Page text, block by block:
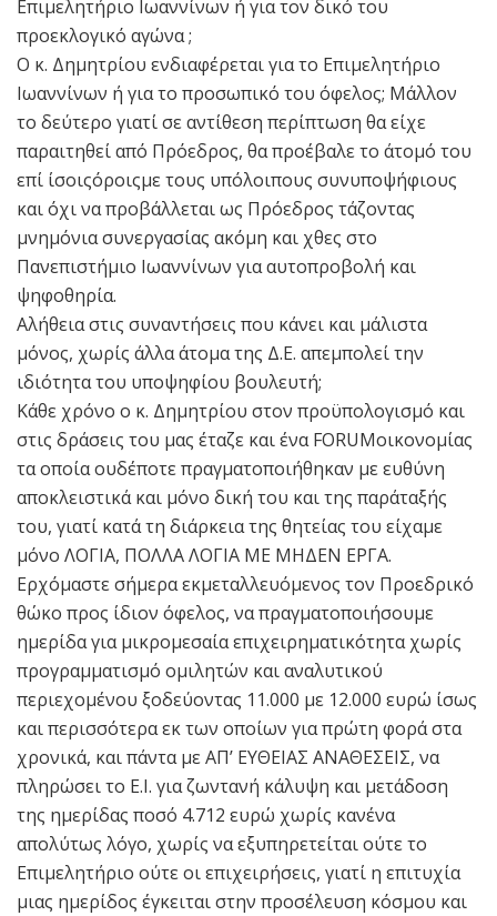
Επιμελητήριο Ιωαννίνων ή για τον δικό του
προεκλογικό αγώνα ;
Ο κ. Δημητρίου ενδιαφέρεται για το Επιμελητήριο
Ιωαννίνων ή για το προσωπικό του όφελος; Μάλλον
το δεύτερο γιατί σε αντίθεση περίπτωση θα είχε
παραιτηθεί από Πρόεδρος, θα προέβαλε το άτομό του
επί ίσοιςόροιςμε τους υπόλοιπους συνυποψήφιους
και όχι να προβάλλεται ως Πρόεδρος τάζοντας
μνημόνια συνεργασίας ακόμη και χθες στο
Πανεπιστήμιο Ιωαννίνων για αυτοπροβολή και
ψηφοθηρία.
Αλήθεια στις συναντήσεις που κάνει και μάλιστα
μόνος, χωρίς άλλα άτομα της Δ.Ε. απεμπολεί την
ιδιότητα του υποψηφίου βουλευτή;
Κάθε χρόνο ο κ. Δημητρίου στον προϋπολογισμό και
στις δράσεις του μας έταζε και ένα FORUMοικονομίας
τα οποία ουδέποτε πραγματοποιήθηκαν με ευθύνη
αποκλειστικά και μόνο δική του και της παράταξής
του, γιατί κατά τη διάρκεια της θητείας του είχαμε
μόνο ΛΟΓΙΑ, ΠΟΛΛΑ ΛΟΓΙΑ ΜΕ ΜΗΔΕΝ ΕΡΓΑ.
Ερχόμαστε σήμερα εκμεταλλευόμενος τον Προεδρικό
θώκο προς ίδιον όφελος, να πραγματοποιήσουμε
ημερίδα για μικρομεσαία επιχειρηματικότητα χωρίς
προγραμματισμό ομιλητών και αναλυτικού
περιεχομένου ξοδεύοντας 11.000 με 12.000 ευρώ ίσως
και περισσότερα εκ των οποίων για πρώτη φορά στα
χρονικά, και πάντα με ΑΠ’ ΕΥΘΕΙΑΣ ΑΝΑΘΕΣΕΙΣ, να
πληρώσει το Ε.Ι. για ζωντανή κάλυψη και μετάδοση
της ημερίδας ποσό 4.712 ευρώ χωρίς κανένα
απολύτως λόγο, χωρίς να εξυπηρετείται ούτε το
Επιμελητήριο ούτε οι επιχειρήσεις, γιατί η επιτυχία
μιας ημερίδος έγκειται στην προσέλευση κόσμου και